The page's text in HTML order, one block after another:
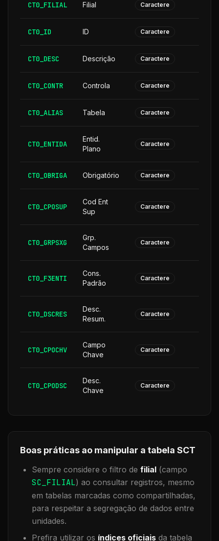
CT0_FILIAL Filial Caractere
CT0_ID ID Caractere
CT0_DESC Descrição Caractere
CT0_CONTR Controla Caractere
CT0_ALIAS Tabela Caractere
CT0_ENTIDA
Entid.
Plano
Caractere
CT0_OBRIGA Obrigatório Caractere
CT0_CPOSUP
Cod Ent
Sup
Caractere
CT0_GRPSXG
Grp.
Campos
Caractere
CT0_F3ENTI
Cons.
Padrão
Caractere
CT0_DSCRES
Desc.
Resum.
Caractere
CT0_CPOCHV
Campo
Chave
Caractere
CT0_CPODSC
Desc.
Chave
Caractere
Boas práticas ao manipular a tabela SCT
Sempre considere o filtro de filial (campo
SC_FILIAL) ao consultar registros, mesmo
em tabelas marcadas como compartilhadas,
para respeitar a segregação de dados entre
unidades.
Prefira utilizar os índices oficiais da tabela